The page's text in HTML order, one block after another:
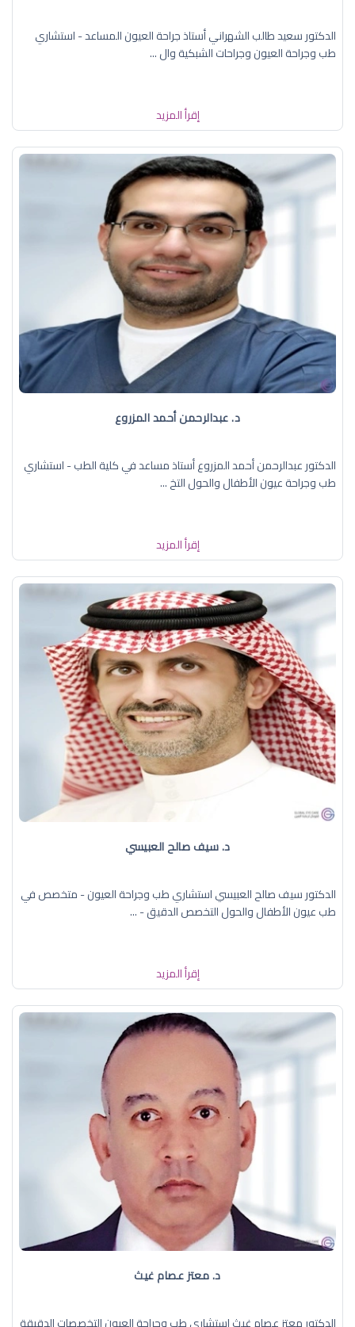
الدكتور سعيد طالب الشهراني أستاذ جراحة العيون المساعد - استشاري
طب وجراحة العيون وجراحات الشبكية وال ...
إقرأ المزيد
د. عبدالرحمن أحمد المزروع
الدكتور عبدالرحمن أحمد المزروع أستاذ مساعد في كلية الطب - استشاري
طب وجراحة عيون الأطفال والحول التخ ...
إقرأ المزيد
د. سيف صالح العبيسي
الدكتور سيف صالح العبيسي استشاري طب وجراحة العيون - متخصص في
طب عيون الأطفال والحول التخصص الدقيق - ...
إقرأ المزيد
د. معتز عصام غيث